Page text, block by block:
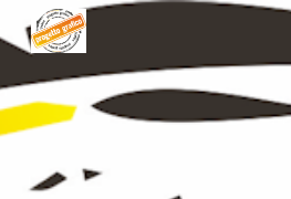
Skip to main content